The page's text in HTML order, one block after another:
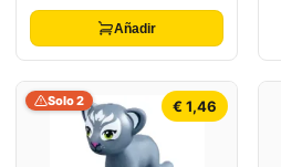
Añadir
€ 1,46
Solo 2